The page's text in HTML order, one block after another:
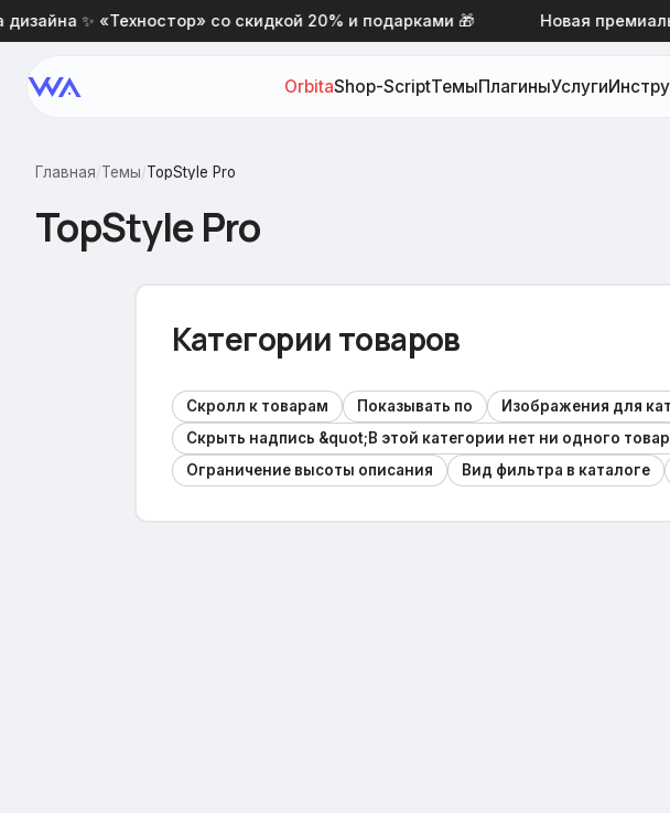
✨ «Техностор» со скидкой 20% и подарками 🎁 Новая
OrbitaShop-ScriptТемыПлагиныУслуги
Главная/Темы/TopStyle Pro
TopStyle Pro
Категории товаров
Скролл к товарам Показывать по
Изображения для
Скрыть надпись &quot;В этой категории нет ни одного
Ограничение высоты описания
Вид фильтра в каталоге